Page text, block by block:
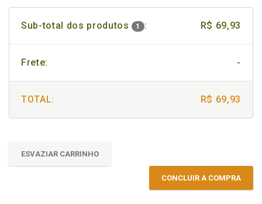
Sub-total dos produtos 1 : R$ 69,93
Frete: -
TOTAL: R$ 69,93
ESVAZIAR CARRINHO
CONCLUIR A COMPRA